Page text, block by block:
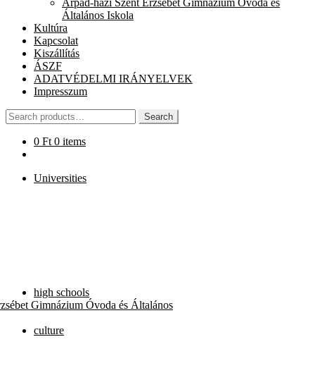
Árpád-házi Szent Erzsébet Gimnázium Óvoda és
Általános Iskola
Kultúra
Kapcsolat
Kiszállítás
ÁSZF
ADATVÉDELMI IRÁNYELVEK
Impresszum
Search
for:
Search
0 Ft 0 items
Universities
high schools
Gimnázium Óvoda és Általános
culture